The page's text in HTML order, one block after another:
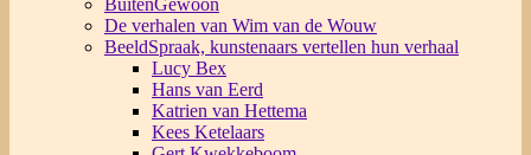
BuitenGewoon
De verhalen van Wim van de Wouw
BeeldSpraak, kunstenaars vertellen hun verhaal
Lucy Bex
Hans van Eerd
Katrien van Hettema
Kees Ketelaars